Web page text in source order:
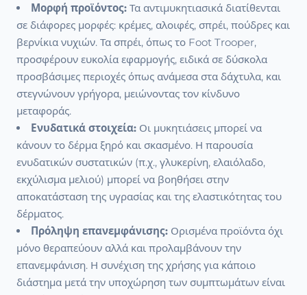
Μορφή προϊόντος: Τα αντιμυκητιασικά διατίθενται
σε διάφορες μορφές: κρέμες, αλοιφές, σπρέι, πούδρες και
βερνίκια νυχιών. Τα σπρέι, όπως το Foot Trooper,
προσφέρουν ευκολία εφαρμογής, ειδικά σε δύσκολα
προσβάσιμες περιοχές όπως ανάμεσα στα δάχτυλα, και
στεγνώνουν γρήγορα, μειώνοντας τον κίνδυνο
μεταφοράς.
Ενυδατικά στοιχεία: Οι μυκητιάσεις μπορεί να
κάνουν το δέρμα ξηρό και σκασμένο. Η παρουσία
ενυδατικών συστατικών (π.χ., γλυκερίνη, ελαιόλαδο,
εκχύλισμα μελιού) μπορεί να βοηθήσει στην
αποκατάσταση της υγρασίας και της ελαστικότητας του
δέρματος.
Πρόληψη επανεμφάνισης: Ορισμένα προϊόντα όχι
μόνο θεραπεύουν αλλά και προλαμβάνουν την
επανεμφάνιση. Η συνέχιση της χρήσης για κάποιο
διάστημα μετά την υποχώρηση των συμπτωμάτων είναι